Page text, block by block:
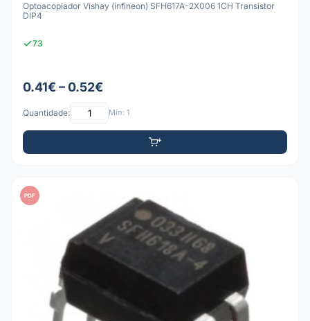
Optoacoplador Vishay (infineon) SFH617A-2X006 1CH Transistor
DIP4
73
0.41€ – 0.52€
Quantidade: Mín: 1
PDF